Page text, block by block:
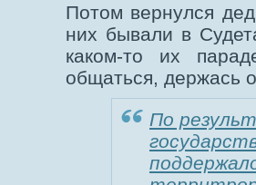
Потом вернулся
них бывали в
каком-то их
общаться, держась
По